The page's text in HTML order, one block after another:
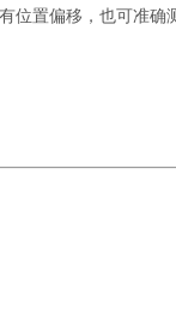
位置偏移，也可准